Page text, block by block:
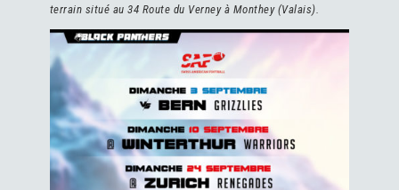
terrain situé au34 Route du Verney à Monthey (Valais)